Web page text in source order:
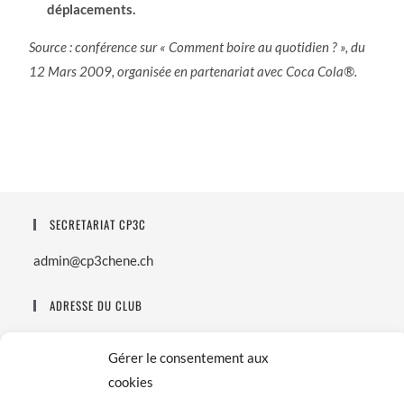
Gérer le consentement aux
cookies
déplacements.
Source : conférence sur « Comment boire au quotidien ? », du
12 Mars 2009, organisée en partenariat avec Coca Cola®.
SECRETARIAT CP3C
admin@cp3chene.ch
ADRESSE DU CLUB
1226 Thônex